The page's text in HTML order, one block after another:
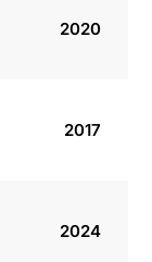
2020
2017
2024